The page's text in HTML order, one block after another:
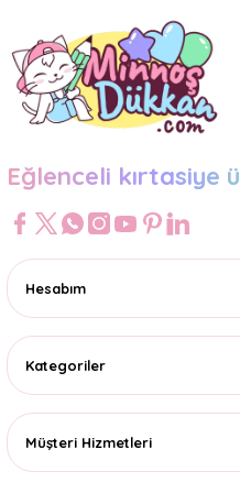
Eğlenceli kırtasiye
Hesabım
Kategoriler
Müşteri Hizmetleri